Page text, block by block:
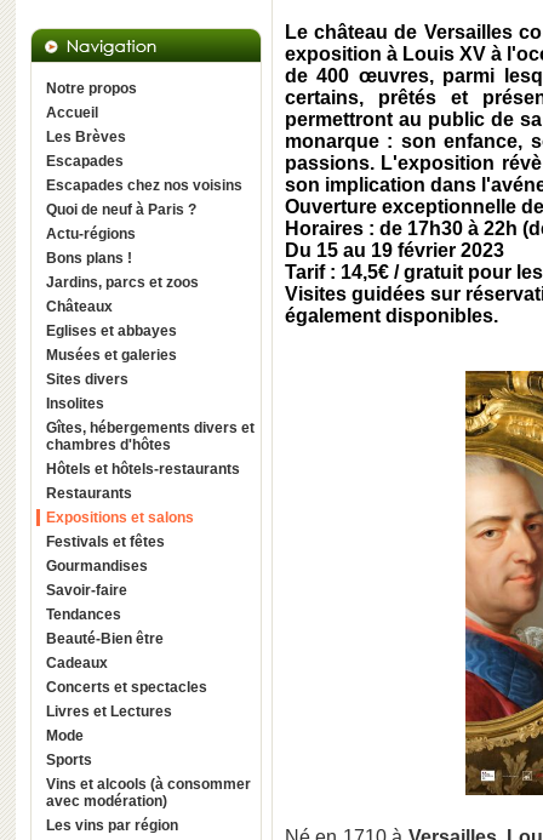
Notre propos
Accueil
Les Brèves
Escapades
Escapades chez nos voisins
Quoi de neuf à Paris ?
Actu-régions
Bons plans !
Jardins, parcs et zoos
Châteaux
Eglises et abbayes
Musées et galeries
Sites divers
Insolites
Gîtes, hébergements divers et
chambres d'hôtes
Hôtels et hôtels-restaurants
Restaurants
Expositions et salons
Festivals et fêtes
Gourmandises
Savoir-faire
Tendances
Beauté-Bien être
Cadeaux
Concerts et spectacles
Livres et Lectures
Mode
Sports
Vins et alcools (à consommer
avec modération)
Les vins par région
Le château de Versailles
exposition à Louis XV à
de 400 œuvres, parmi
certains, prêtés et
permettront au public de
monarque : son enfance,
passions. L'exposition
son implication dans
Ouverture exceptionnelle
Horaires : de 17h30 à 22h
Du 15 au 19 février 2023
Tarif : 14,5€ / gratuit pour
Visites guidées sur
également disponibles.